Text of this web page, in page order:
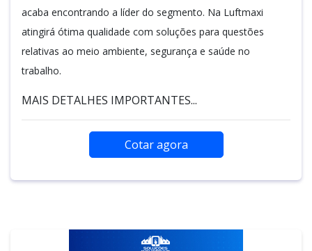
acaba encontrando a líder do segmento. Na Luftmaxi
atingirá ótima qualidade com soluções para questões
relativas ao meio ambiente, segurança e saúde no
trabalho.
MAIS DETALHES IMPORTANTES...
Cotar agora